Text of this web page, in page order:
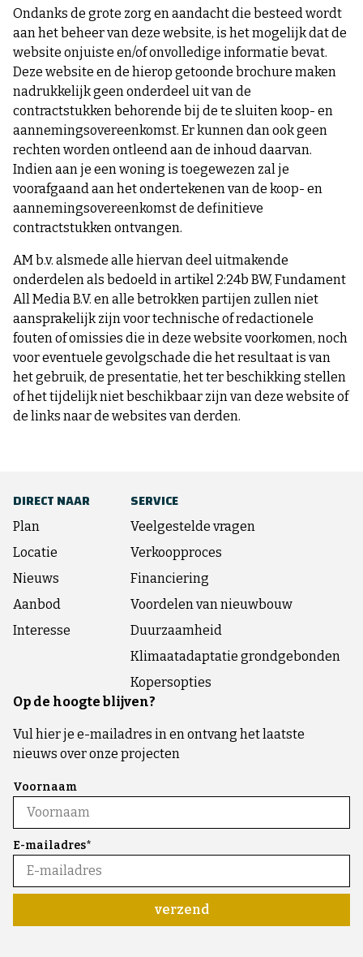
Ondanks de grote zorg en aandacht die besteed wordt
aan het beheer van deze website, is het mogelijk dat de
website onjuiste en/of onvolledige informatie bevat.
Deze website en de hierop getoonde brochure maken
nadrukkelijk geen onderdeel uit van de
contractstukken behorende bij de te sluiten koop- en
aannemingsovereenkomst. Er kunnen dan ook geen
rechten worden ontleend aan de inhoud daarvan.
Indien aan je een woning is toegewezen zal je
voorafgaand aan het ondertekenen van de koop- en
aannemingsovereenkomst de definitieve
contractstukken ontvangen.
AM b.v. alsmede alle hiervan deel uitmakende
onderdelen als bedoeld in artikel 2:24b BW, Fundament
All Media B.V. en alle betrokken partijen zullen niet
aansprakelijk zijn voor technische of redactionele
fouten of omissies die in deze website voorkomen, noch
voor eventuele gevolgschade die het resultaat is van
het gebruik, de presentatie, het ter beschikking stellen
of het tijdelijk niet beschikbaar zijn van deze website of
de links naar de websites van derden.
DIRECT NAAR
Plan
Locatie
Nieuws
Aanbod
Interesse
SERVICE
Veelgestelde vragen
Verkoopproces
Financiering
Voordelen van nieuwbouw
Duurzaamheid
Klimaatadaptatie grondgebonden
Kopersopties
Op de hoogte blijven?
Vul hier je e-mailadres in en ontvang het laatste
nieuws over onze projecten
Voornaam
E-mailadres*
verzend